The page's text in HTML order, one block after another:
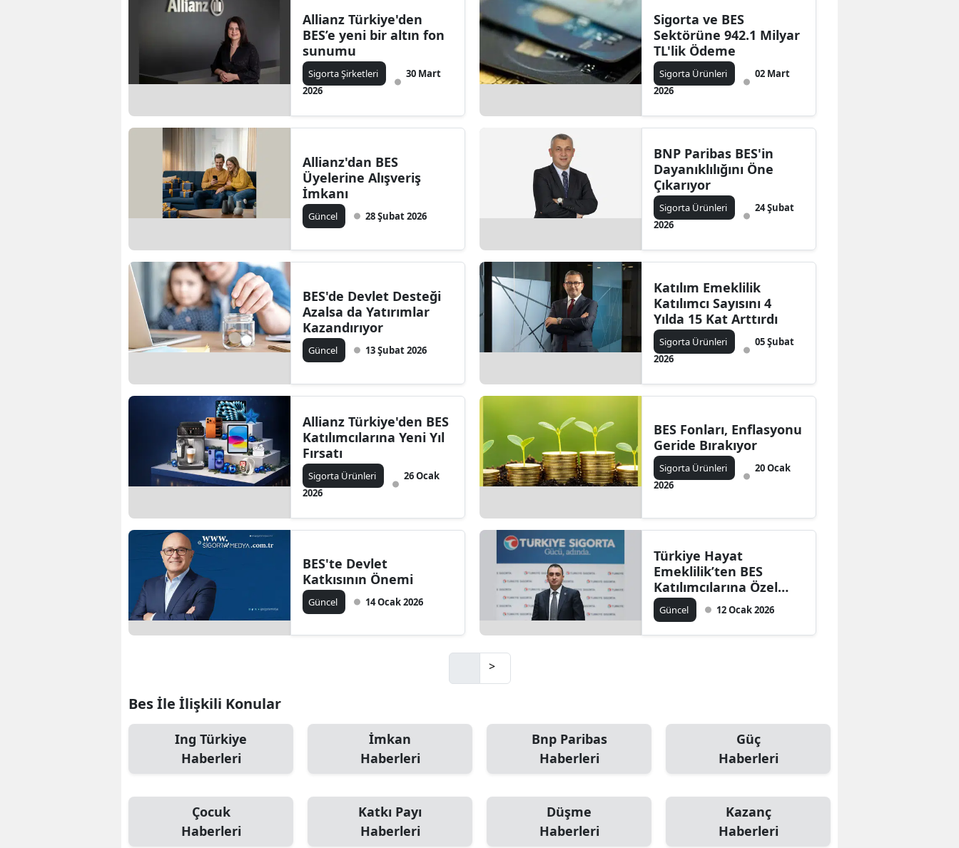
Burdur
Bursa
Çanakkale
Denizli
Diyarbakır
Erzincan
Erzurum
Eskişehir
Gümüşhane
Hakkari
Hatay
Isparta
Mersin
İstanbul
İzmir
Kars
Kırklareli
Kütahya
Allianz Türkiye'den
BES’e yeni bir altın fon
sunumu
Sigorta Şirketleri
30 Mart
2026
Sigorta ve BES
Sektörüne 942.1 Milyar
TL'lik Ödeme
Sigorta Ürünleri
02 Mart
2026
Allianz'dan BES
Üyelerine Alışveriş
İmkanı
Güncel 28 Şubat 2026
BNP Paribas BES'in
Dayanıklılığını Öne
Çıkarıyor
Sigorta Ürünleri
24 Şubat
2026
BES'de Devlet Desteği
Azalsa da Yatırımlar
Kazandırıyor
Güncel 13 Şubat 2026
Katılım Emeklilik
Katılımcı Sayısını 4
Yılda 15 Kat Arttırdı
Sigorta Ürünleri
05 Şubat
2026
Allianz Türkiye'den BES
Katılımcılarına Yeni Yıl
Fırsatı
Sigorta Ürünleri
26 Ocak
2026
BES Fonları, Enflasyonu
Geride Bırakıyor
Sigorta Ürünleri
20 Ocak
2026
BES'te Devlet
Katkısının Önemi
Güncel 14 Ocak 2026
Türkiye Hayat
Emeklilik’ten BES
Katılımcılarına Özel
Fırsatlar
Güncel 12 Ocak 2026
>
Bes İle İlişkili Konular
Ing Türkiye
Haberleri
İmkan
Haberleri
Bnp Paribas
Haberleri
Güç
Haberleri
Çocuk
Haberleri
Katkı Payı
Haberleri
Düşme
Haberleri
Kazanç
Haberleri